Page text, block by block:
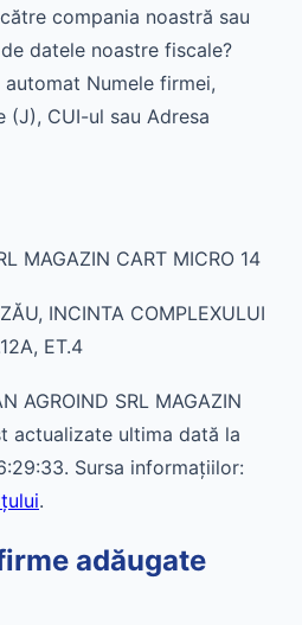
compania noastră sau
datele noastre fiscale?
Numele firmei,
(J), CUI-ul sau Adresa
MAGAZIN CART MICRO 14
INCINTA COMPLEXULUI
ET.4
AGROIND SRL MAGAZIN
actualizate ultima dată la
Sursa informațiilor:
.
adăugate